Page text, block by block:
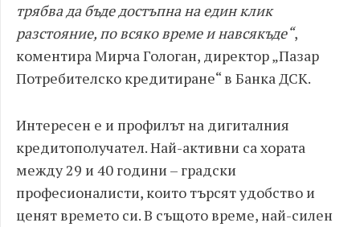
трябва да бъде достъпна на един клик
разстояние, по всяко време и навсякъде“,
коментира Мирча Гологан, директор „Пазар
Потребителско кредитиране“ в Банка ДСК.
Интересен е и профилът на дигиталния
кредитополучател. Най-активни са хората
между 29 и 40 години – градски
професионалисти, които търсят удобство и
ценят времето си. В същото време, най-силен